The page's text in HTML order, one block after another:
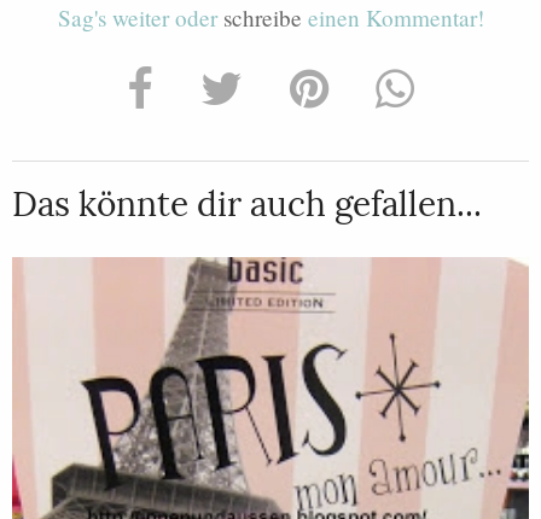
Sag's weiter oder schreibe einen Kommentar!
Das könnte dir auch gefallen...